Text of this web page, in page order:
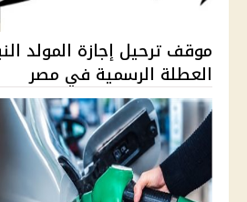
العطلة الرسمية في مصر